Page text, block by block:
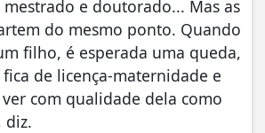
e doutorado... Mas as
do mesmo ponto. Quando
filho, é esperada uma queda,
de licença-maternidade e
com qualidade dela como
diz.